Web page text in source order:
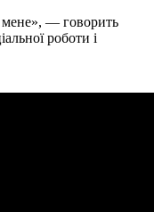
— говорить
роботи і